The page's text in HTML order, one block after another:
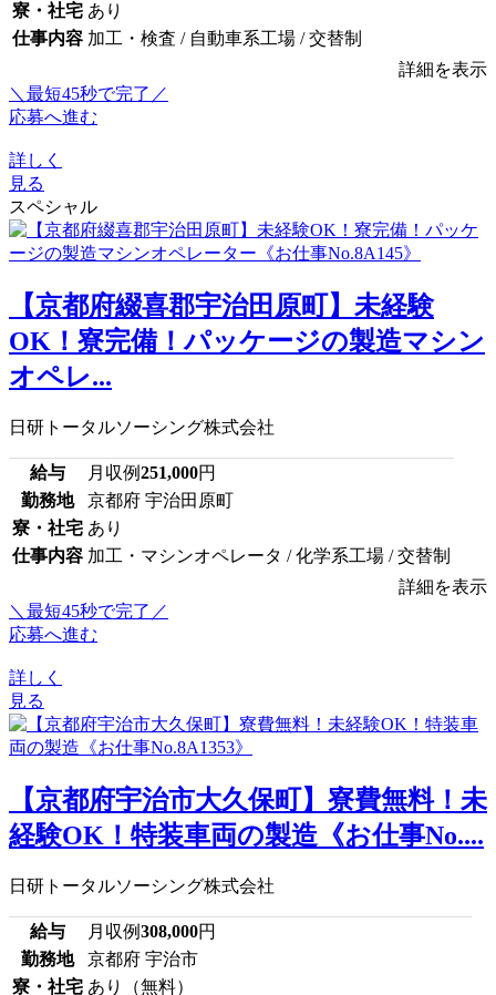
寮・社宅 あり
仕事内容 加工・検査 / 自動車系工場 / 交替制
詳細を表示
＼最短45秒で完了／
応募へ進む
詳しく
見る
スペシャル
【京都府綴喜郡宇治田原町】未経験
OK！寮完備！パッケージの製造マシン
オペレ...
日研トータルソーシング株式会社
給与 月収例251,000円
勤務地
京都府 宇治田原町
寮・社宅 あり
仕事内容 加工・マシンオペレータ / 化学系工場 / 交替制
詳細を表示
＼最短45秒で完了／
応募へ進む
詳しく
見る
【京都府宇治市大久保町】寮費無料！未
経験OK！特装車両の製造《お仕事No....
日研トータルソーシング株式会社
給与 月収例308,000円
勤務地
京都府 宇治市
寮・社宅 あり（無料）